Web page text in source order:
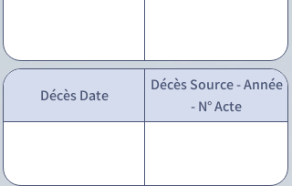
Décès Date
Décès Source - Année
- N° Acte